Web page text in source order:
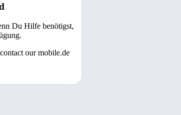
Du Hilfe benötigst,
our mobile.de